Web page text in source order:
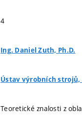
4
Ing. Daniel Zuth, Ph.D.
Ústav výrobních
Teoretické znalosti z